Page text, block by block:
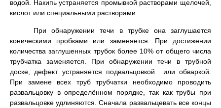
водой. Накипь устраняется промывкой растворами щелочей,
кислот или специальными растворами.
При обнаружении течи в трубке она заглушается
коническими пробками или заменяется. При достижении
количества заглушенных трубок более 10% от общего числа
трубчатка заменяется. При обнаружении течи в трубной
доске, дефект устраняется подвальцовкой или обваркой.
При замене всех труб трубчатки необходимо проводить
развальцовку в определённом порядке, так как трубы при
развальцовке удлиняются. Сначала развальцевать все концы